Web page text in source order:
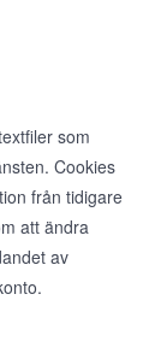
som
Cookies
från tidigare
att ändra
av